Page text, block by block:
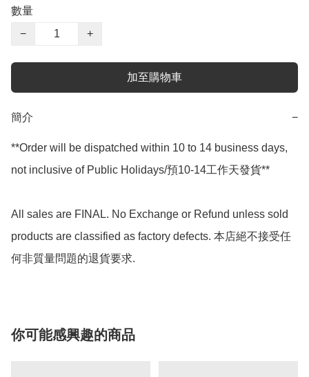
數量
−
+
加至購物車
簡介 −
**Order will be dispatched within 10 to 14 business days,
not inclusive of Public Holidays/預10-14工作天發貨**
All sales are FINAL. No Exchange or Refund unless sold
products are classified as factory defects. 本店絕不接受任
何非質量問題的退貨要求.
你可能感興趣的商品